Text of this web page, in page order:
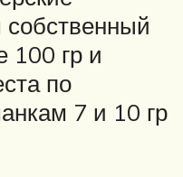
100 гр и
по
7 и 10 гр